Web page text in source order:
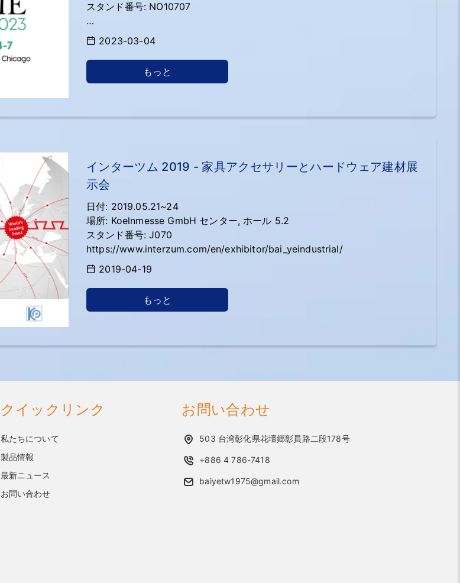
スタンド番号: NO10707
https://www.theinspiredhomeshow.com/
2023-03-04
もっと
インターツム 2019 - 家具アクセサリーとハードウェア建材展
示会
日付: 2019.05.21~24
場所: Koelnmesse GmbH センター, ホール 5.2
スタンド番号: J070
https://www.interzum.com/en/exhibitor/bai_yeindustrial/
2019-04-19
もっと
クイックリンク
私たちについて
製品情報
最新ニュース
お問い合わせ
お問い合わせ
503 台湾彰化県花壇郷彰員路二段178号
+886 4 786-7418
baiyetw1975@gmail.com